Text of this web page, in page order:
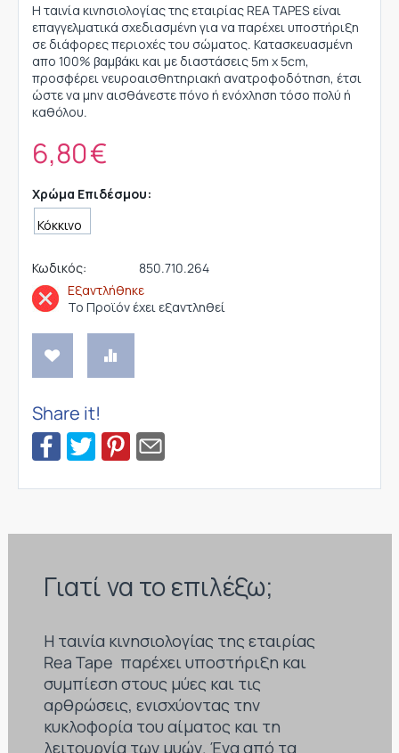
Η ταινία κινησιολογίας της εταιρίας REA TAPES είναι
επαγγελματικά σχεδιασμένη για να παρέχει υποστήριξη
σε διάφορες περιοχές του σώματος. Κατασκευασμένη
απο 100% βαμβάκι και με διαστάσεις 5m x 5cm,
προσφέρει νευροαισθητηριακή ανατροφοδότηση, έτσι
ώστε να μην αισθάνεστε πόνο ή ενόχληση τόσο πολύ ή
καθόλου.
6,80€
Χρώμα Επιδέσμου:
Κωδικός:
850.710.264
Εξαντλήθηκε
Το Προϊόν έχει εξαντληθεί
Share it!
Γιατί να το επιλέξω;
Η ταινία κινησιολογίας της εταιρίας
Rea Tape παρέχει υποστήριξη και
συμπίεση στους μύες και τις
αρθρώσεις, ενισχύοντας την
κυκλοφορία του αίματος και τη
λειτουργία των μυών. Ένα από τα